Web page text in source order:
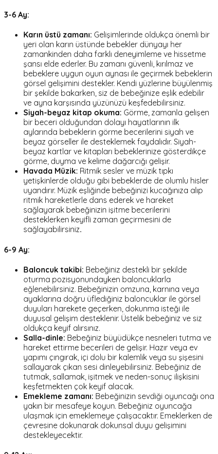
3-6 Ay:
Karın üstü zamanı: Gelişimlerinde oldukça önemli bir
yeri olan karın üstünde bebekler dünyayı her
zamankinden daha farklı deneyimleme ve hissetme
şansı elde ederler. Bu zamanı güvenli, kırılmaz ve
bebeklere uygun oyun aynası ile geçirmek bebeklerin
görsel gelişimini destekler. Kendi yüzlerine büyülenmiş
bir şekilde bakarken, siz de bebeğinize eşlik edebilir
ve ayna karşısında yüzünüzü keşfedebilirsiniz.
Siyah-beyaz kitap okuma: Görme, zamanla gelişen
bir beceri olduğundan dolayı hayatlarının ilk
aylarında bebeklerin görme becerilerini siyah ve
beyaz görseller ile desteklemek faydalıdır. Siyah-
beyaz kartlar ve kitapları bebeklerinize gösterdikçe
görme, duyma ve kelime dağarcığı gelişir.
Havada Müzik: Ritmik sesler ve müzik tıpkı
yetişkinlerde olduğu gibi bebeklerde de olumlu hisler
uyandırır. Müzik eşliğinde bebeğinizi kucağınıza alıp
ritmik hareketlerle dans ederek ve hareket
sağlayarak bebeğinizin işitme becerilerini
desteklerken keyifli zaman geçirmesini de
sağlayabilirsiniz.
6-9 Ay:
Baloncuk takibi: Bebeğiniz destekli bir şekilde
oturma pozisyonundayken baloncuklarla
eğlenebilirsiniz. Bebeğinizin omzuna, karnına veya
ayaklarına doğru üflediğiniz baloncuklar ile görsel
duyuları harekete geçerken, dokunma isteği ile
duyusal gelişim desteklenir. Üstelik bebeğiniz ve siz
oldukça keyif alırsınız.
Salla-dinle: Bebeğiniz büyüdükçe nesneleri tutma ve
hareket ettirme becerileri de gelişir. Hazır veya ev
yapımı çıngırak, içi dolu bir kalemlik veya su şişesini
sallayarak çıkan sesi dinleyebilirsiniz. Bebeğiniz de
tutmak, sallamak, işitmek ve neden-sonuç ilişkisini
keşfetmekten çok keyif alacak.
Emekleme zamanı: Bebeğinizin sevdiği oyuncağı ona
yakın bir mesafeye koyun. Bebeğiniz oyuncağa
ulaşmak için emeklemeye çalışacaktır. Emeklerken de
çevresine dokunarak dokunsal duyu gelişimini
destekleyecektir.